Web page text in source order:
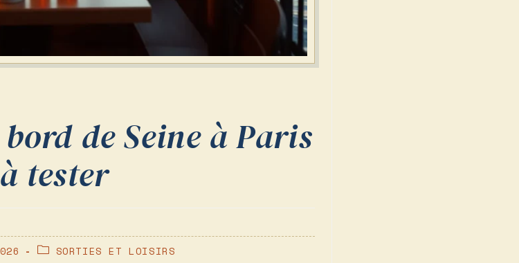
de Seine à Paris
à tester
POSTSORTIES ET LOISIRS